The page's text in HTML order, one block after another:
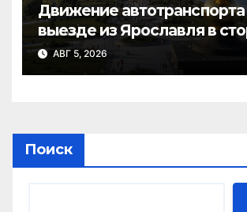
Движение автотранспорта
выезде из Ярославля в
Москвы перекрыто в связи
АВГ 5, 2026
Поиск